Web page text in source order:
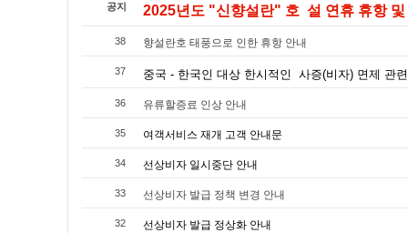
공지 2025년도 "신향설란" 호 설 연휴 휴항 및
38 향설란호 태풍으로 인한 휴항 안내
37 중국 - 한국인 대상 한시적인 사증(비자) 면제 관
36 유류할증료 인상 안내
35 여객서비스 재개 고객 안내문
34 선상비자 일시중단 안내
33 선상비자 발급 정책 변경 안내
32 선상비자 발급 정상화 안내